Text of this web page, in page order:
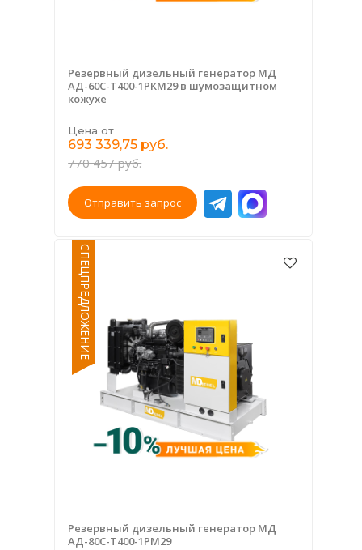
Резервный дизельный генератор МД
АД-60С-Т400-1РКМ29 в шумозащитном
кожухе
Цена от
693 339,75 руб.
770 457 руб.
Отправить запрос
СПЕЦПРЕДЛОЖЕНИЕ
Резервный дизельный генератор МД
АД-80С-Т400-1РМ29